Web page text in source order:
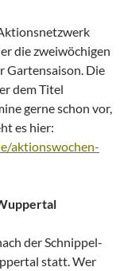
die zweiwöchigen
Gartensaison. Die
dem Titel
gerne schon vor,
es hier:
aktionswochen-
der Schnippel-
statt. Wer